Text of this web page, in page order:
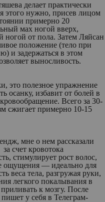
делает практически
этого нужно, присев лицом
примерно 20
мах ногой вверх,
ногой от пола. Затем Ляйсан
положение (тело при
и задержаться в этом
выносливость.
это полезное упражнение
осанку, избавит от болей в
Всего за 30-
сжигает примерно 10-15
мне о нем рассказали
счет кровотока
стимулирует рост волос,
ощущения — идеально для
веса тела, разгружая руки,
легкого покалывания в
к мозгу. После
у себя в Телеграм-